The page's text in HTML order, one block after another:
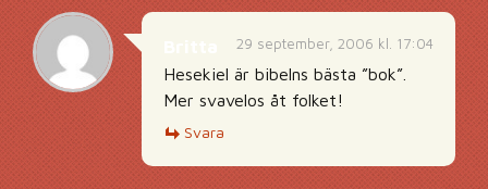
29 september, 2006 kl. 17:04
Hesekiel är bibelns bästa ”bok”.
Mer svavelos åt folket!
Svara